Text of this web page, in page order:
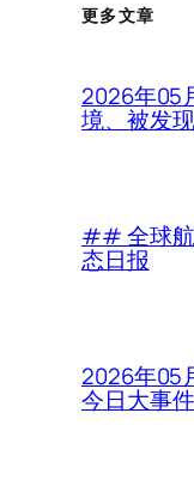
更多文章
2026年05
境、被发
## 全球
态日报
2026年05
今日大事